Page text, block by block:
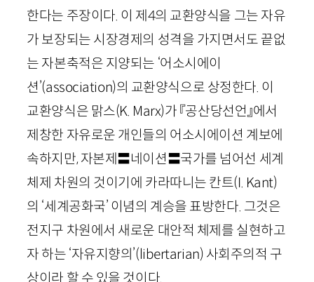
한다는 주장이다. 이 제4의 교환양식을 그는 자유
가 보장되는 시장경제의 성격을 가지면서도 끝없
는 자본축적은 지양되는 ‘어소시에이
션’(association)의 교환양식으로 상정한다. 이
교환양식은 맑스(K. Marx)가 『공산당선언』에서
제창한 자유로운 개인들의 어소시에이션 계보에
속하지만, 자본제〓네이션〓국가를 넘어선 세계
체제 차원의 것이기에 카라따니는 칸트(I. Kant)
의 ‘세계공화국’ 이념의 계승을 표방한다. 그것은
전지구 차원에서 새로운 대안적 체제를 실현하고
자 하는 ‘자유지향의’(libertarian) 사회주의적 구
상이라 할 수 있을 것이다.